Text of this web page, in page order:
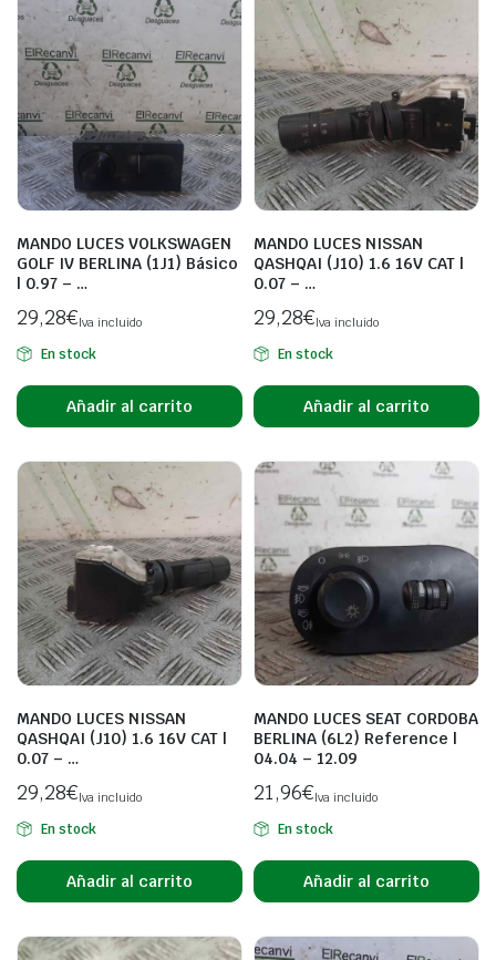
MANDO LUCES VOLKSWAGEN
GOLF IV BERLINA (1J1) Básico
| 0.97 – …
29,28€Iva incluido
En stock
Añadir al carrito
MANDO LUCES NISSAN
QASHQAI (J10) 1.6 16V CAT |
0.07 – …
29,28€Iva incluido
En stock
Añadir al carrito
MANDO LUCES NISSAN
QASHQAI (J10) 1.6 16V CAT |
0.07 – …
29,28€Iva incluido
En stock
Añadir al carrito
MANDO LUCES SEAT CORDOBA
BERLINA (6L2) Reference |
04.04 – 12.09
21,96€Iva incluido
En stock
Añadir al carrito